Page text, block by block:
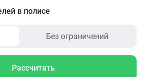
в полисе
Без ограничений
Рассчитать